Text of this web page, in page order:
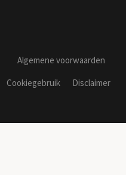
Algemene voorwaarden
Cookiegebruik
Disclaimer